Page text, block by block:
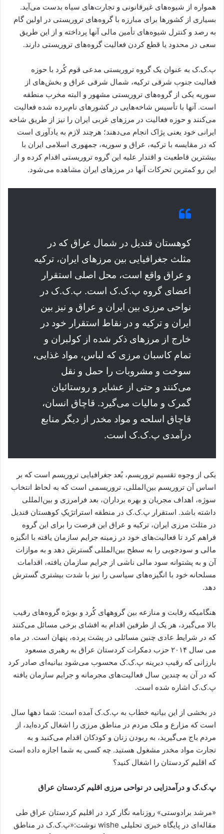
همواره از شیوه‌های غیرقانونی و تجارت‌های سیاه بدست می‌آید.
بسیاری از کشورها برای مبارزه با گروه‌های تروریستی در اولین گام
به رصد و کنترل شیوه‌های تأمین مالی آنها پرداخته و از این طریق
سعی در محدود یا قطع کردن فعالیت گروه‌های تروریستی دارند.
پ.ک.ک به عنوان یک گروه تروریستی مدعی قوم کُرد با حوزه
فعالیت جنوب شرقی ترکیه، شمال شرقی عراق و بخش‌های از
سوریه یکی از گروه‌های تروریستی مشهور و البته مخرب منطقه
است. آنها با تأسیس شاخه‌هایی در کشورهای نام‌برده شده فعالیت
می‌کنند و حوزه فعالیت در مرز‌های غربی ایران را نیز از طریق شاخه
ایرانی خود یعنی پژاک انجام می‌دهند؛ هرچند لازم به یادآوری است
که در مقایسه با ترکیه، عراق و سوریه، جمهوری اسلامی ایران با
بیشترین قاطعیت و اقتدار علیه این گروه تروریستی اقدام کرده و از
این رو کمترین تحرکات آنها در مرزهای ایران مشاهده می‌شود.
کوهستان قندیل در شمال عراق که در
مثلث جغرافیایی بین مرزهای ایران، ترکیه
و عراق واقع است، محل اصلی استقرار
اعضای گروه پ.ک.ک است. پ.ک.ک در
نواحی مرزی بین ایران و عراق و نیز بین
ایران و ترکیه و در نقاط استقرار خود در
خارج از مرزهای ذکر شده از کولبران و
تمام کاسبان مرزی که لباس، مواد غذایی،
سوخت و مشروبات را حمل و نقل
می‌کنند و حتی از عشایر و روستائیان
گمرک و مالیات می‌گیرد. قاچاق انسان،
قاچاق اسلحه و مواد مخدر از دیگر منابع
درآمدی پ.ک.ک است.
یکی از وجوه تقسیم تروریسم، بُعد جغرافیایی تروریسم است که بر
اساس آن تروریسم بین‌المللی، تروریسمی است که به لحاظ انتخاب
سوژه، اهداف مجریان و بهره برداران، بعد فرامرزی و بین‌المللی
داشته باشد. استقرار پ.ک.ک در منطقه استراتژیکِ کوهستان قندیل
در مثلث مرزی ایران، ترکیه و عراق این فرصت را برای این گروه
فراهم کرد تا فعالیت‌های خود در زمینه جرایم سازمان یافته با انگیزه
مالی و سودجویی را به سطح بین‌المللی گسترش دهد و به موازات
آن و به پشتوانه سود مالی ناشی از جرایم سازمان یافته، اقدامات
مسلحانه خود با انگیزه‌های سیاسی را نیز با شدت بیشتری گسترش
دهد.
هنگامیکه رقابت و منازعه بین گروههای کُرد و بویژه گروه‌های رقیب
بالا می‌گیرد، هر یک از طرفین اقدام به افشای برخی مسائل می‌کنند
که در شرایط عادی چنین مسائلی در پشت پرده، پنهان است. در ماه
می سال ۲۰۱۴ حزب دمکرات کردستان عراق به رهبری مسعود
بارزانی که رقیب دیرینه پ.ک.ک محسوب می‌شود بیانیه‌ای صادر کرد
که در آن به چندین سال فعالیت‌های مجرمانه و جرایم سازمان یافته
پ.ک.ک اشاره شده است.
در بخشی از این بیانیه خطاب به پ.ک.ک آمده است: شما دهها سال
است که مزارع و ملک مردم در مناطق مرزی را اشغال کرده‌اید، از
مردم باج می‌گیرید، به ربودن زنان و کودکان اقدام می‌کنید و به
تجارت مواد مخدر مشغول هستید. چه کسی به شما اجازه داده است
که اقلیم کردستان را اشغال کنید؟
پ.ک.ک و درآمدزایی در نواحی مرزی اقلیم کردستان عراق
«مرشد برادوستی» روزنامه نگار کرد در اقلیم کردستان عراق طی
مقاله‌ای در پایگاه خبری تحلیلی wishe نوشت:«پ.ک.ک در مناطق